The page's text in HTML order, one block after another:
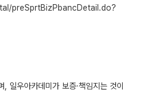
preSprtBizPbancDetail.do?
일우아카데미가 보증·책임지는 것이